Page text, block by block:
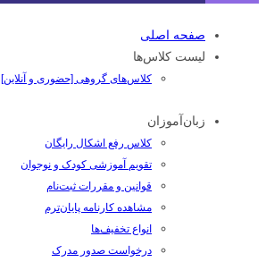
صفحه اصلی
لیست کلاس‌ها
کلاس‌های گروهی [حضوری و آنلاین]
زبان‌آموزان
کلاس رفع اشکال رایگان
تقویم آموزشی کودک و نوجوان
قوانین و مقررات ثبت‌نام
مشاهده کارنامه پایان‌ترم
انواع تخفیف‌ها
درخواست صدور مدرک